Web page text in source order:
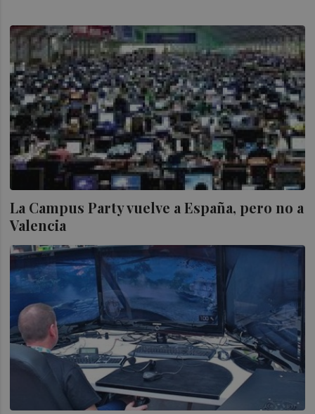
La Campus Party vuelve a España, pero no a
Valencia